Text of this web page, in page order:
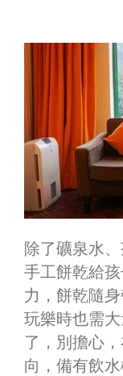
除了礦泉水
手工餅乾給
力，餅乾隨
玩樂時也需
了，別擔心
向，備有飲水